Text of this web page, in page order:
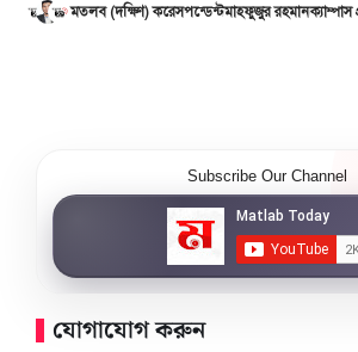
মতলব (দক্ষিণ) করেসপন্ডেন্টমাহফুজুর রহমানক্যাম্পাস
Subscribe Our Channel
যোগাযোগ করুন